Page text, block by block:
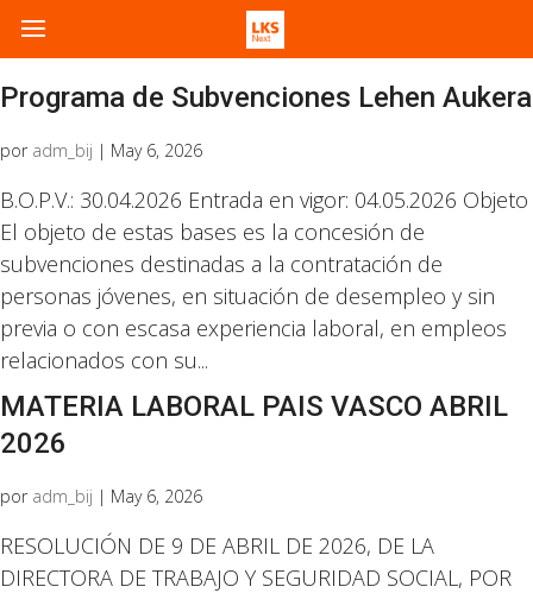
Programa de Subvenciones Lehen Aukera
por adm_bij | May 6, 2026
B.O.P.V.: 30.04.2026 Entrada en vigor: 04.05.2026 Objeto
El objeto de estas bases es la concesión de
subvenciones destinadas a la contratación de
personas jóvenes, en situación de desempleo y sin
previa o con escasa experiencia laboral, en empleos
relacionados con su...
MATERIA LABORAL PAIS VASCO ABRIL
2026
por adm_bij | May 6, 2026
RESOLUCIÓN DE 9 DE ABRIL DE 2026, DE LA
DIRECTORA DE TRABAJO Y SEGURIDAD SOCIAL, POR